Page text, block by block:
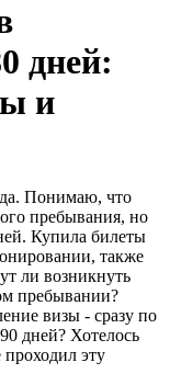
дней:
и
Понимаю, что
пребывания, но
Купила билеты
также
ли возникнуть
пребывании?
визы - сразу по
дней? Хотелось
эту